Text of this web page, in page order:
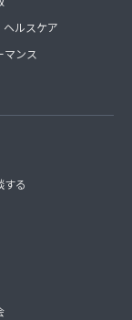
ヘルスケア
マンス
する